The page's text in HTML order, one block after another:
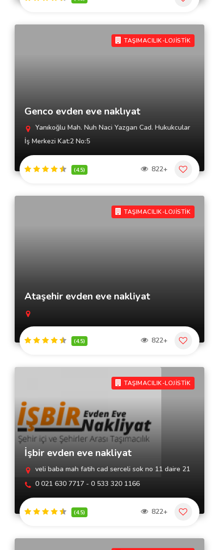
TAŞIMACILIK-LOJİSTİK
Genco evden eve naklıyat
Yanıkoğlu Mah. Nuh Naci Yazgan Cad. Hukukcular
İş Merkezi Kat:2 No:5
(4.5) 822+
TAŞIMACILIK-LOJİSTİK
Ataşehir evden eve nakliyat
(4.5) 822+
TAŞIMACILIK-LOJİSTİK
İşbir evden eve nakliyat
veli baba mah fatih cad serceli sok no 11 daire 21
0 021 630 7717 - 0 533 320 1166
(4.5) 822+